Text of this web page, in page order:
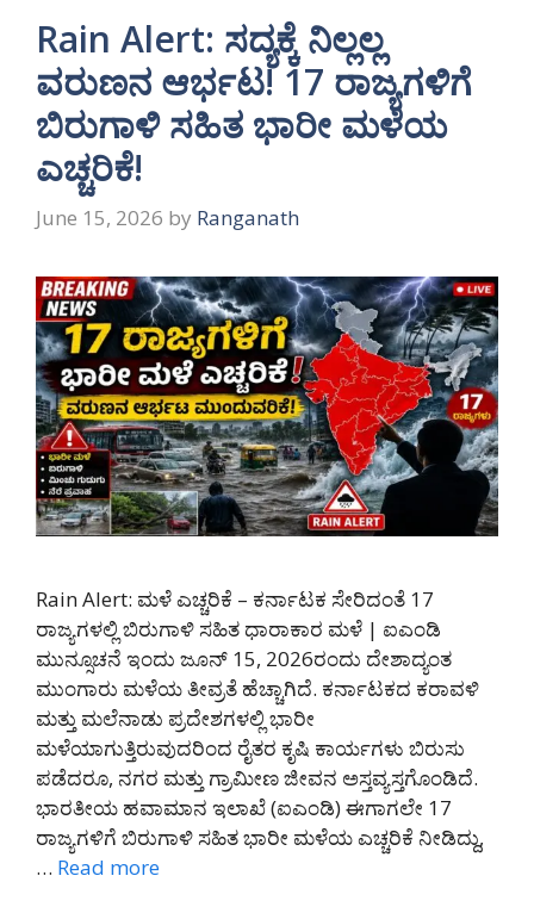
Rain Alert: ಸದ್ಯಕ್ಕೆ ನಿಲ್ಲಲ್ಲ
ವರುಣನ ಆರ್ಭಟ! 17 ರಾಜ್ಯಗಳಿಗೆ
ಬಿರುಗಾಳಿ ಸಹಿತ ಭಾರೀ ಮಳೆಯ
ಎಚ್ಚರಿಕೆ!
June 15, 2026 by Ranganath
Rain Alert: ಮಳೆ ಎಚ್ಚರಿಕೆ – ಕರ್ನಾಟಕ ಸೇರಿದಂತೆ 17
ರಾಜ್ಯಗಳಲ್ಲಿ ಬಿರುಗಾಳಿ ಸಹಿತ ಧಾರಾಕಾರ ಮಳೆ | ಐಎಂಡಿ
ಮುನ್ಸೂಚನೆ ಇಂದು ಜೂನ್ 15, 2026ರಂದು ದೇಶಾದ್ಯಂತ
ಮುಂಗಾರು ಮಳೆಯ ತೀವ್ರತೆ ಹೆಚ್ಚಾಗಿದೆ. ಕರ್ನಾಟಕದ ಕರಾವಳಿ
ಮತ್ತು ಮಲೆನಾಡು ಪ್ರದೇಶಗಳಲ್ಲಿ ಭಾರೀ
ಮಳೆಯಾಗುತ್ತಿರುವುದರಿಂದ ರೈತರ ಕೃಷಿ ಕಾರ್ಯಗಳು ಬಿರುಸು
ಪಡೆದರೂ, ನಗರ ಮತ್ತು ಗ್ರಾಮೀಣ ಜೀವನ ಅಸ್ತವ್ಯಸ್ತಗೊಂಡಿದೆ.
ಭಾರತೀಯ ಹವಾಮಾನ ಇಲಾಖೆ (ಐಎಂಡಿ) ಈಗಾಗಲೇ 17
ರಾಜ್ಯಗಳಿಗೆ ಬಿರುಗಾಳಿ ಸಹಿತ ಭಾರೀ ಮಳೆಯ ಎಚ್ಚರಿಕೆ ನೀಡಿದ್ದು,
… Read more